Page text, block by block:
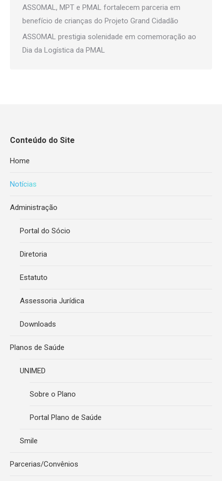
ASSOMAL, MPT e PMAL fortalecem parceria em
benefício de crianças do Projeto Grand Cidadão
ASSOMAL prestigia solenidade em comemoração ao
Dia da Logística da PMAL
Conteúdo do Site
Home
Notícias
Administração
Portal do Sócio
Diretoria
Estatuto
Assessoria Jurídica
Downloads
Planos de Saúde
UNIMED
Sobre o Plano
Portal Plano de Saúde
Smile
Parcerias/Convênios